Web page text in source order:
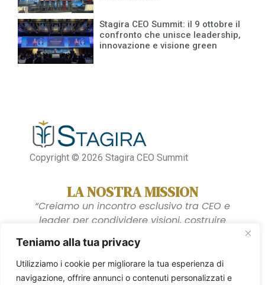
Teniamo alla tua privacy
Utilizziamo i cookie per migliorare la tua esperienza di
navigazione, offrire annunci o contenuti personalizzati e
Stagira CEO Summit: il 9 ottobre il
confronto che unisce leadership,
innovazione e visione green
Copyright © 2026 Stagira CEO Summit
LA NOSTRA MISSION
“Creiamo un incontro esclusivo tra CEO e
leader per condividere visioni, costruire
connessioni e anticipare i futuri scenari
dell’economia globale.”
Privacy PolicyCookie Policy